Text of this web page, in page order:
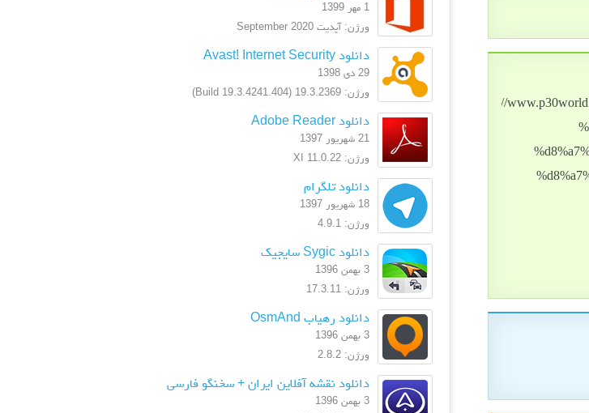
1 مهر 1399
ورژن: آپدیت September 2020
دانلود Avast! Internet Security
29 دی 1398
ورژن: 19.3.2369 (Build 19.3.4241.404)
دانلود Adobe Reader
21 شهریور 1397
ورژن: XI 11.0.22
دانلود تلگرام
18 شهریور 1397
ورژن: 4.9.1
دانلود Sygic سایجیک
3 بهمن 1396
ورژن: 17.3.11
دانلود رهیاب OsmAnd
3 بهمن 1396
ورژن: 2.8.2
دانلود نقشه آفلاین ایران + سخنگو فارسی
3 بهمن 1396